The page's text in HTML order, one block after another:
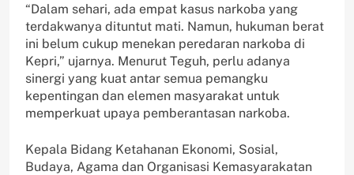
“Dalam sehari, ada empat kasus narkoba yang
terdakwanya dituntut mati. Namun, hukuman berat
ini belum cukup menekan peredaran narkoba di
Kepri,” ujarnya. Menurut Teguh, perlu adanya
sinergi yang kuat antar semua pemangku
kepentingan dan elemen masyarakat untuk
memperkuat upaya pemberantasan narkoba.
Kepala Bidang Ketahanan Ekonomi, Sosial,
Budaya, Agama dan Organisasi Kemasyarakatan